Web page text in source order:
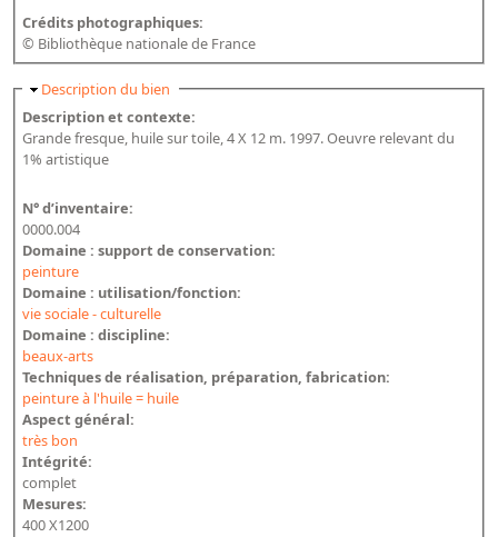
Crédits photographiques:
© Bibliothèque nationale de France
Masquer
Description du bien
Description et contexte:
Grande fresque, huile sur toile, 4 X 12 m. 1997. Oeuvre relevant du
1% artistique
N° d’inventaire:
0000.004
Domaine : support de conservation:
peinture
Domaine : utilisation/fonction:
vie sociale - culturelle
Domaine : discipline:
beaux-arts
Techniques de réalisation, préparation, fabrication:
peinture à l'huile = huile
Aspect général:
très bon
Intégrité:
complet
Mesures:
400 X1200